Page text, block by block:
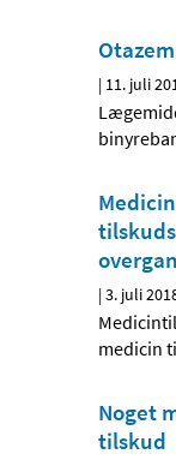
| 11. juli
|3. juli
medicin
Noget
tilskud